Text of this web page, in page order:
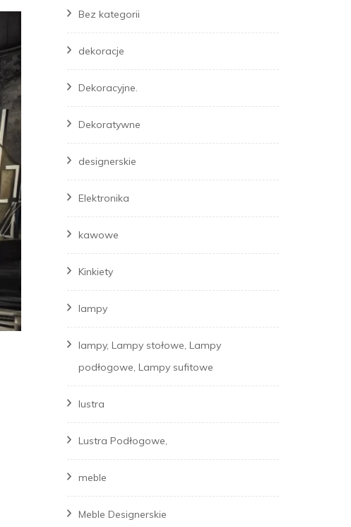
Bez kategorii
dekoracje
Dekoracyjne.
Dekoratywne
designerskie
Elektronika
kawowe
Kinkiety
lampy
lampy, Lampy stołowe, Lampy
podłogowe, Lampy sufitowe
lustra
Lustra Podłogowe,
meble
Meble Designerskie